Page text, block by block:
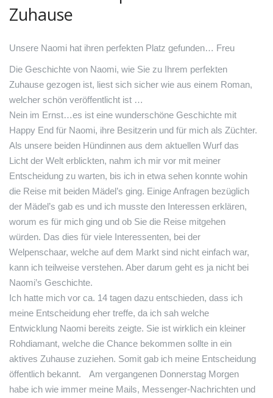
Zuhause
Unsere Naomi hat ihren perfekten Platz gefunden… Freu
Die Geschichte von Naomi, wie Sie zu Ihrem perfekten
Zuhause gezogen ist, liest sich sicher wie aus einem Roman,
welcher schön veröffentlicht ist …
Nein im Ernst…es ist eine wunderschöne Geschichte mit
Happy End für Naomi, ihre Besitzerin und für mich als Züchter.
Als unsere beiden Hündinnen aus dem aktuellen Wurf das
Licht der Welt erblickten, nahm ich mir vor mit meiner
Entscheidung zu warten, bis ich in etwa sehen konnte wohin
die Reise mit beiden Mädel’s ging. Einige Anfragen bezüglich
der Mädel’s gab es und ich musste den Interessen erklären,
worum es für mich ging und ob Sie die Reise mitgehen
würden. Das dies für viele Interessenten, bei der
Welpenschaar, welche auf dem Markt sind nicht einfach war,
kann ich teilweise verstehen. Aber darum geht es ja nicht bei
Naomi’s Geschichte.
Ich hatte mich vor ca. 14 tagen dazu entschieden, dass ich
meine Entscheidung eher treffe, da ich sah welche
Entwicklung Naomi bereits zeigte. Sie ist wirklich ein kleiner
Rohdiamant, welche die Chance bekommen sollte in ein
aktives Zuhause zuziehen. Somit gab ich meine Entscheidung
öffentlich bekannt. Am vergangenen Donnerstag Morgen
habe ich wie immer meine Mails, Messenger-Nachrichten und